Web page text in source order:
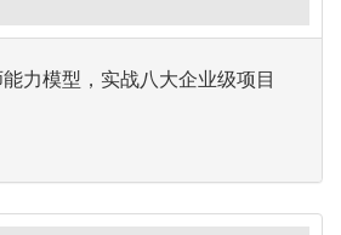
力模型，实战八大企业级项目